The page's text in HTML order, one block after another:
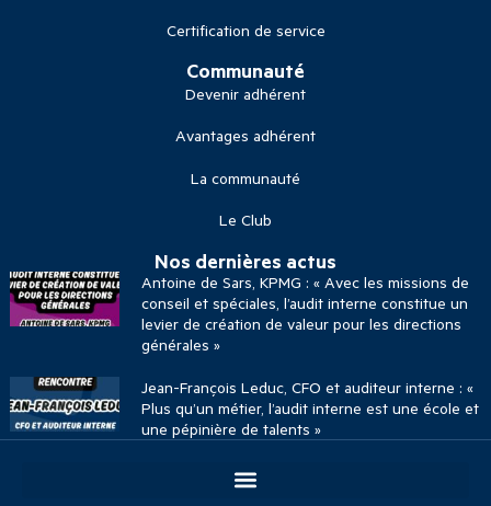
Certification de service
Communauté
Devenir adhérent
Avantages adhérent
La communauté
Le Club
Nos dernières actus
Antoine de Sars, KPMG : « Avec les missions de
conseil et spéciales, l’audit interne constitue un
levier de création de valeur pour les directions
générales »
Jean-François Leduc, CFO et auditeur interne : «
Plus qu’un métier, l’audit interne est une école et
une pépinière de talents »